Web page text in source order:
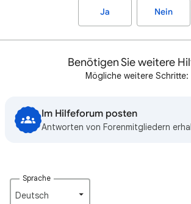
Ja Nein
Benötigen Sie weitere
Mögliche weitere Schritte:
Im Hilfeforum posten
Antworten von Forenmitgliedern
Sprache
Deutsch‎